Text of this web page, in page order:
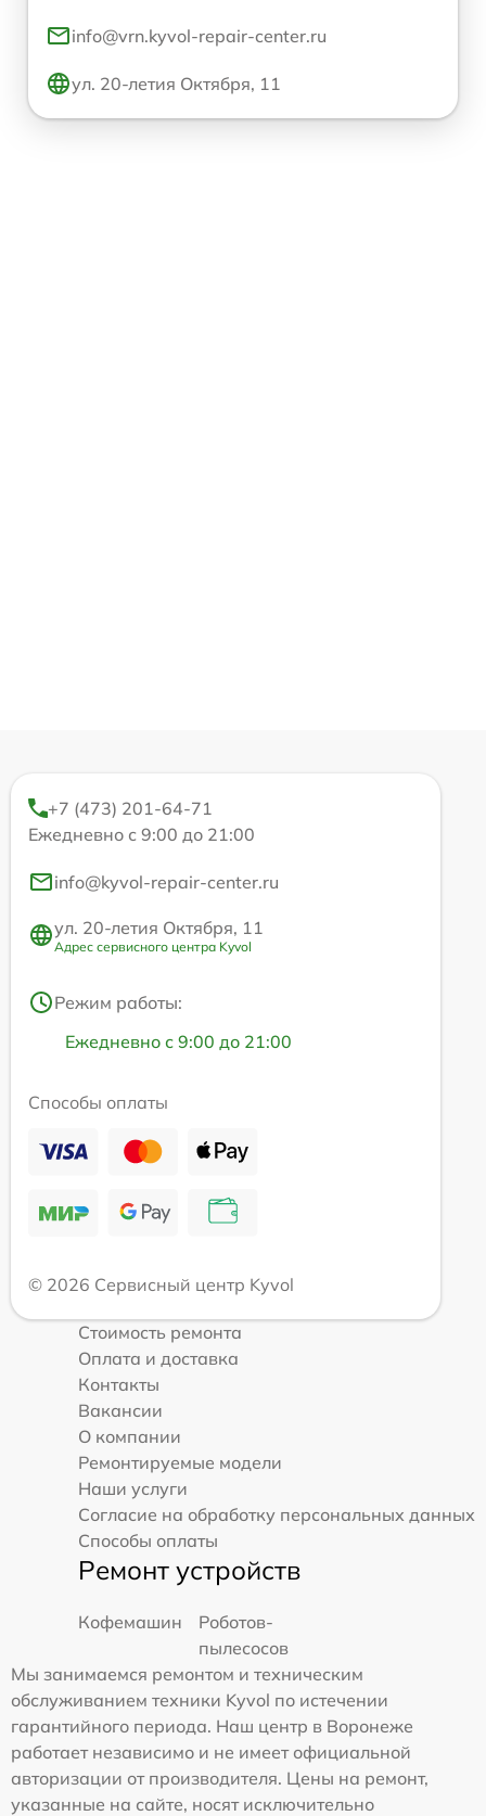
info@vrn.kyvol-repair-center.ru
ул. 20-летия Октября, 11
+7 (473) 201-64-71
Ежедневно с 9:00 до 21:00
info@kyvol-repair-center.ru
ул. 20-летия Октября, 11
Адрес сервисного центра Kyvol
Режим работы:
Ежедневно с 9:00 до 21:00
Способы оплаты
© 2026 Сервисный центр Kyvol
Стоимость ремонта
Оплата и доставка
Контакты
Вакансии
О компании
Ремонтируемые модели
Наши услуги
Согласие на обработку персональных данных
Способы оплаты
Ремонт устройств
Кофемашин
Роботов-
пылесосов
Мы занимаемся ремонтом и техническим
обслуживанием техники Kyvol по истечении
гарантийного периода. Наш центр в Воронеже
работает независимо и не имеет официальной
авторизации от производителя. Цены на ремонт,
указанные на сайте, носят исключительно